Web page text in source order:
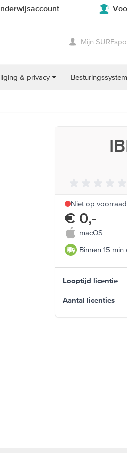
Mijn
& privacy
Niet op voorraad
€ 0,-
macOS
Binnen 15
Looptijd licentie
Aantal licenties